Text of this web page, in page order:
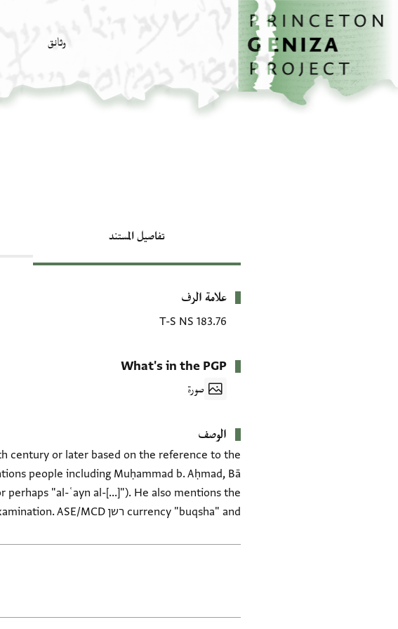
تخطي إلى المحتوى الرئيسي
الصفحة الرئيسية
وثائق
تفاصيل المستند
بيانات التعريف
علامة الرف
T-S NS 183.76
What's in the PGP
صورة
الوصف
century or later based on the reference to the
people including Muḥammad b. Aḥmad, Bā
perhaps "al-ʿayn al-[...]"). He also mentions the
currency "buqsha" and רשן dirhams. Verso twice mentions the word "turkiyya." Needs further examination. ASE/MCD